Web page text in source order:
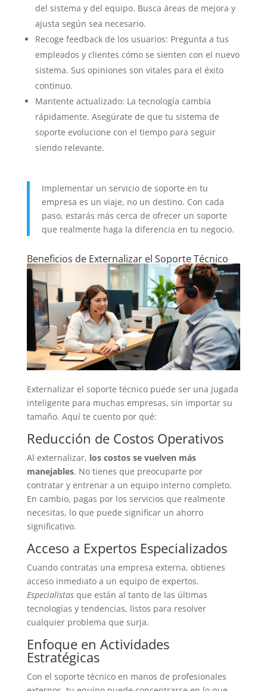
del sistema y del equipo. Busca áreas de mejora y
ajusta según sea necesario.
Recoge feedback de los usuarios: Pregunta a tus
empleados y clientes cómo se sienten con el nuevo
sistema. Sus opiniones son vitales para el éxito
continuo.
Mantente actualizado: La tecnología cambia
rápidamente. Asegúrate de que tu sistema de
soporte evolucione con el tiempo para seguir
siendo relevante.
Implementar un servicio de soporte en tu
empresa es un viaje, no un destino. Con cada
paso, estarás más cerca de ofrecer un soporte
que realmente haga la diferencia en tu negocio.
Beneficios de Externalizar el Soporte Técnico
Externalizar el soporte técnico puede ser una jugada
inteligente para muchas empresas, sin importar su
tamaño. Aquí te cuento por qué:
Reducción de Costos Operativos
Al externalizar, los costos se vuelven más
manejables. No tienes que preocuparte por
contratar y entrenar a un equipo interno completo.
En cambio, pagas por los servicios que realmente
necesitas, lo que puede significar un ahorro
significativo.
Acceso a Expertos Especializados
Cuando contratas una empresa externa, obtienes
acceso inmediato a un equipo de expertos.
Especialistasque están al tanto de las últimas
tecnologías y tendencias, listos para resolver
cualquier problema que surja.
Enfoque en Actividades
Estratégicas
Con el soporte técnico en manos de profesionales